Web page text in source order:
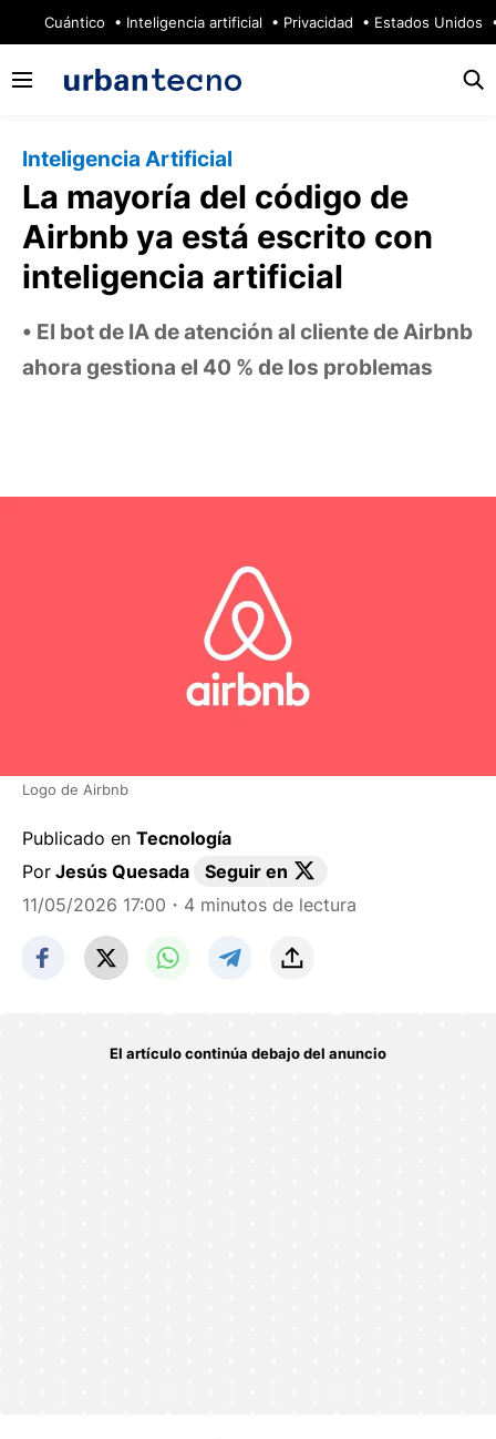
Cuántico Inteligencia artificial Privacidad Estados Unidos
Inteligencia Artificial
La mayoría del código de
Airbnb ya está escrito con
inteligencia artificial
El bot de IA de atención al cliente de Airbnb
ahora gestiona el 40 % de los problemas
Logo de Airbnb
Publicado en Tecnología
Por Jesús Quesada
Seguir en
11/05/2026 17:00 ・4 minutos de lectura